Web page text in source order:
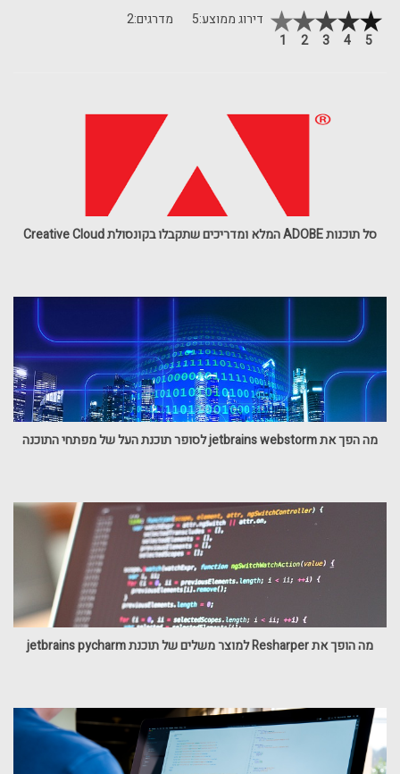
דירוג ממוצע:5 מדרגים:2
5
4
3
2
1
סל תוכנות ADOBE המלא ומדריכים שתקבלו בקונסולת Creative Cloud
מה הפך את jetbrains webstorm לסופר תוכנת העל של מפתחי התוכנה
מה הופך את Resharper למוצר משלים של תוכנת jetbrains pycharm